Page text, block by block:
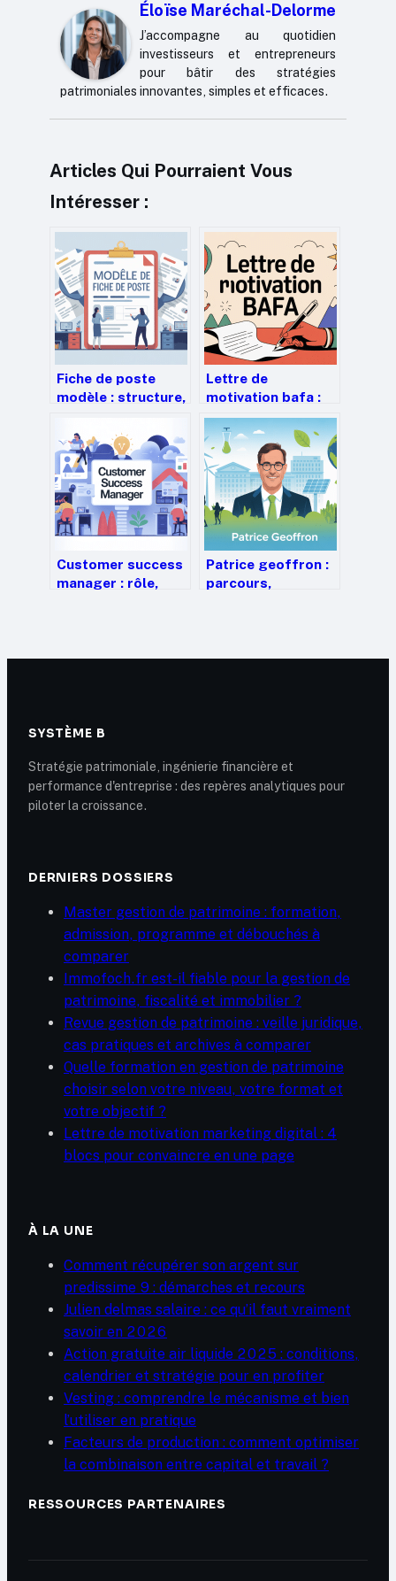
Éloïse Maréchal-Delorme
J’accompagne au quotidien
investisseurs et entrepreneurs
pour bâtir des stratégies
patrimoniales innovantes, simples et efficaces.
Articles Qui Pourraient Vous
Intéresser :
Fiche de poste
modèle : structure,
exemples et
bonnes pratiques
Lettre de
motivation bafa :
exemples, conseils
et structure pour
être sélectionné
Customer success
manager : rôle,
Patrice geoffron :
parcours,
SYSTÈME B
Stratégie patrimoniale, ingénierie financière et
performance d'entreprise : des repères analytiques pour
piloter la croissance.
DERNIERS DOSSIERS
Master gestion de patrimoine : formation,
admission, programme et débouchés à
comparer
Immofoch.fr est-il fiable pour la gestion de
patrimoine, fiscalité et immobilier ?
Revue gestion de patrimoine : veille juridique,
cas pratiques et archives à comparer
Quelle formation en gestion de patrimoine
choisir selon votre niveau, votre format et
votre objectif ?
Lettre de motivation marketing digital : 4
blocs pour convaincre en une page
À LA UNE
Comment récupérer son argent sur
predissime 9 : démarches et recours
Julien delmas salaire : ce qu’il faut vraiment
savoir en 2026
Action gratuite air liquide 2025 : conditions,
calendrier et stratégie pour en profiter
Vesting : comprendre le mécanisme et bien
l’utiliser en pratique
Facteurs de production : comment optimiser
la combinaison entre capital et travail ?
RESSOURCES PARTENAIRES